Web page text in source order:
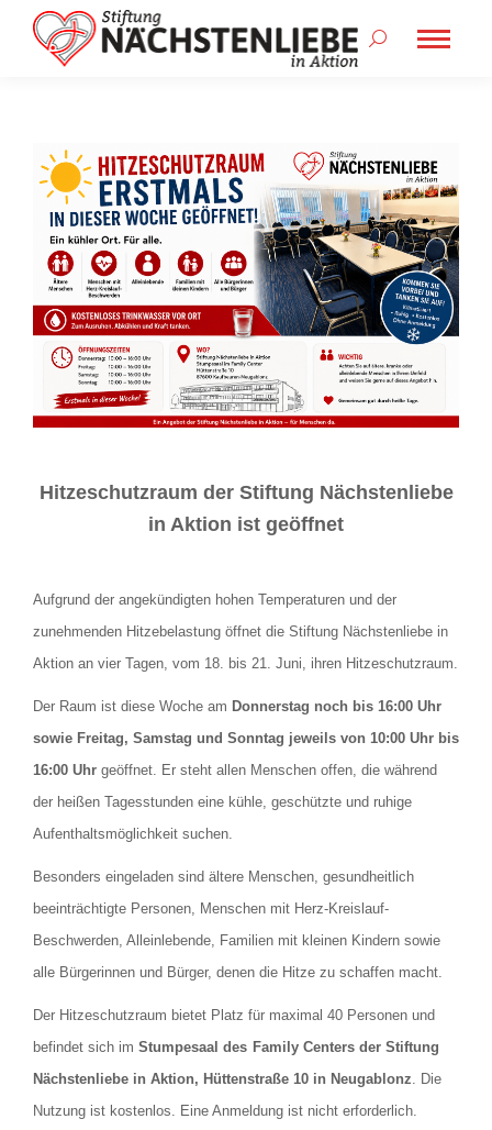
Search:
Hitzeschutzraum der Stiftung Nächstenliebe
in Aktion ist geöffnet
Aufgrund der angekündigten hohen Temperaturen und der
zunehmenden Hitzebelastung öffnet die Stiftung Nächstenliebe in
Aktion an vier Tagen, vom 18. bis 21. Juni, ihren Hitzeschutzraum.
Der Raum ist diese Woche am Donnerstag noch bis 16:00 Uhr
sowie Freitag, Samstag und Sonntag jeweils von 10:00 Uhr bis
16:00 Uhr geöffnet. Er steht allen Menschen offen, die während
der heißen Tagesstunden eine kühle, geschützte und ruhige
Aufenthaltsmöglichkeit suchen.
Besonders eingeladen sind ältere Menschen, gesundheitlich
beeinträchtigte Personen, Menschen mit Herz-Kreislauf-
Beschwerden, Alleinlebende, Familien mit kleinen Kindern sowie
alle Bürgerinnen und Bürger, denen die Hitze zu schaffen macht.
Der Hitzeschutzraum bietet Platz für maximal 40 Personen und
befindet sich im Stumpesaal des Family Centers der Stiftung
Nächstenliebe in Aktion, Hüttenstraße 10 in Neugablonz . Die
Nutzung ist kostenlos. Eine Anmeldung ist nicht erforderlich.